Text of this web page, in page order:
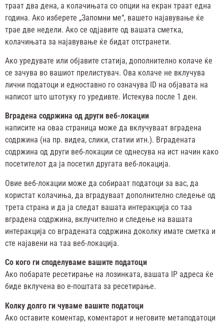
траат два дена, а колачињата со опции на екран траат една
година. Ако изберете „Запомни ме“, вашето најавување ќе
трае две недели. Ако се одјавите од вашата сметка,
колачињата за најавување ќе бидат отстранети.
Ако уредувате или објавите статија, дополнително колаче ќе
се зачува во вашиот прелистувач. Ова колаче не вклучува
лични податоци и едноставно го означува ID на објавата на
написот што штотуку го уредивте. Истекува после 1 ден.
Вградена содржина од други веб-локации
написите на оваа страница може да вклучуваат вградена
содржина (на пр. видеа, слики, статии итн.). Вградената
содржина од други веб-локации се однесува на ист начин како
посетителот да ја посетил другата веб-локација.
Овие веб-локации може да собираат податоци за вас, да
користат колачиња, да вградуваат дополнително следење од
трета страна и да ја следат вашата интеракција со таа
вградена содржина, вклучително и следење на вашата
интеракција со вградената содржина доколку имате сметка и
сте најавени на таа веб-локација.
Со кого ги споделуваме вашите податоци
Ако побарате ресетирање на лозинката, вашата IP адреса ќе
биде вклучена во е-поштата за ресетирање.
Колку долго ги чуваме вашите податоци
Ако оставите коментар, коментарот и неговите метаподатоци